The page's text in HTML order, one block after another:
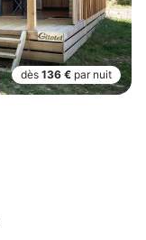
dès 136 € par nuit